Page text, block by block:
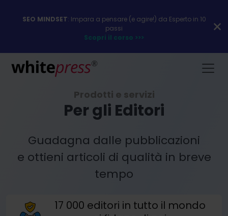
SEO MINDSET: Impara a pensare (e agire!) da Esperto in 10
passi
Scopri il corso >>>
Prodotti e servizi
Per gli Editori
Guadagna dalle pubblicazioni
e ottieni articoli di qualità in breve
tempo
17 000 editori in tutto il mondo